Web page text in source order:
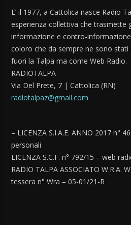
E’ il 1977, a Cattolica nasce Radio
esperienza collettiva che trasmette
informazione e contro-
coloro che da sempre ne sono stati
fuori la Talpa ma come Web Radio.
RADIOTALPA
Via Del Prete, 7 | Cattolica (RN)
radiotalpaz@gmail.com
– LICENZA S.I.A.E. ANNO 2017 n°
personali
LICENZA S.C.F. n° 792/15 – web
RADIO TALPA ASSOCIATO W.R.A.
tessera n° Wra – 05-01/21-R